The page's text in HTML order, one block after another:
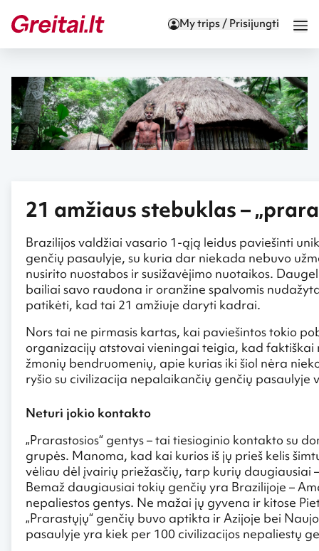
My trips / Prisijungti
21 amžiaus stebuklas –
Brazilijos valdžiai vasario 1-ąją leidus paviešinti
genčių pasaulyje, su kuria dar niekada nebuvo
nusirito nuostabos ir susižavėjimo nuotaikos.
bailiai savo raudona ir oranžine spalvomis
patikėti, kad tai 21 amžiuje daryti kadrai.
Nors tai ne pirmasis kartas, kai paviešintos tokio
organizacijų atstovai vieningai teigia, kad
žmonių bendruomenių, apie kurias iki šiol nėra
ryšio su civilizacija nepalaikančių genčių pasaulyje
Neturi jokio kontakto
„Prarastosios“ gentys – tai tiesioginio kontakto su
grupės. Manoma, kad kai kurios iš jų prieš kelis
vėliau dėl įvairių priežasčių, tarp kurių daugiausiai
Bemaž daugiausiai tokių genčių yra Brazilijoje –
nepaliestos gentys. Ne mažai jų gyvena ir kitose
„Prarastųjų“ genčių buvo aptikta ir Azijoje bei
pasaulyje yra kiek per 100 civilizacijos nepaliestų